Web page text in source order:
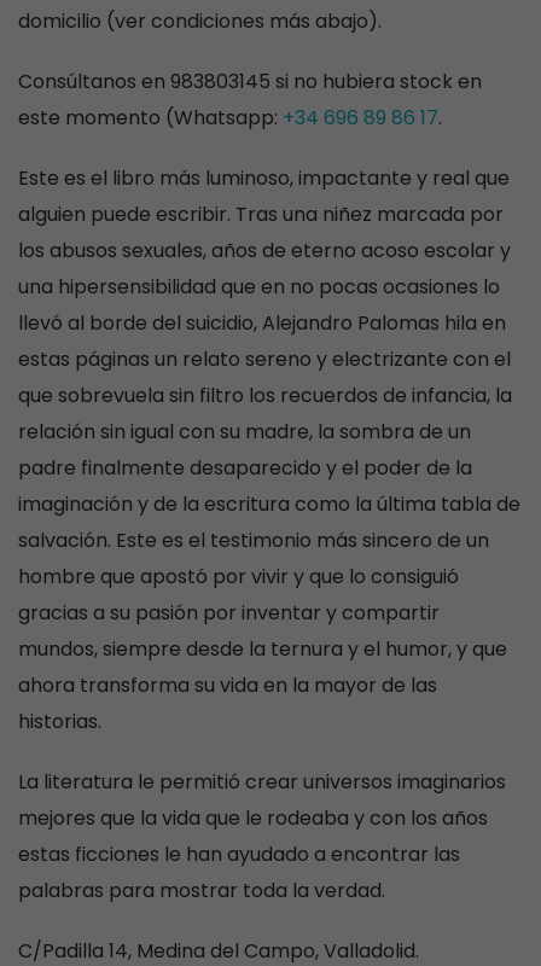
domicilio (ver condiciones más abajo).
Consúltanos en 983803145 si no hubiera stock en
este momento (Whatsapp: +34 696 89 86 17.
Este es el libro más luminoso, impactante y real que
alguien puede escribir. Tras una niñez marcada por
los abusos sexuales, años de eterno acoso escolar y
una hipersensibilidad que en no pocas ocasiones lo
llevó al borde del suicidio, Alejandro Palomas hila en
estas páginas un relato sereno y electrizante con el
que sobrevuela sin filtro los recuerdos de infancia, la
relación sin igual con su madre, la sombra de un
padre finalmente desaparecido y el poder de la
imaginación y de la escritura como la última tabla de
salvación. Este es el testimonio más sincero de un
hombre que apostó por vivir y que lo consiguió
gracias a su pasión por inventar y compartir
mundos, siempre desde la ternura y el humor, y que
ahora transforma su vida en la mayor de las
historias.
La literatura le permitió crear universos imaginarios
mejores que la vida que le rodeaba y con los años
estas ficciones le han ayudado a encontrar las
palabras para mostrar toda la verdad.
C/Padilla 14, Medina del Campo, Valladolid.